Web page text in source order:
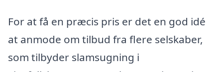
For at få en præcis pris er det en god idé
at anmode om tilbud fra flere selskaber,
som tilbyder slamsugning i